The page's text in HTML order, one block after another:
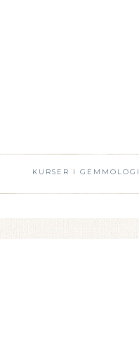
KURSER I GEMMOLOGI